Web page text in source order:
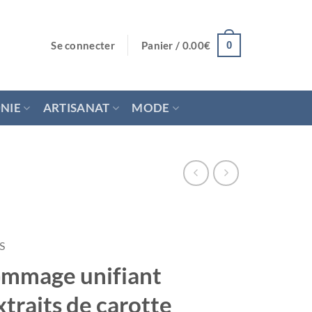
Se connecter Panier / 0.00€ 0
ARTISANAT MODE
unifiant
de carotte